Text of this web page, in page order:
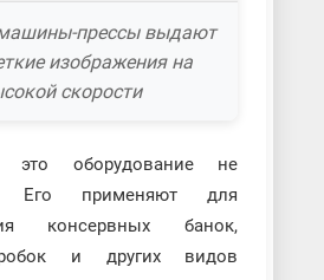
прессы выдают
изображения на
скорости
это оборудование не
Его применяют для
консервных банок,
и других видов